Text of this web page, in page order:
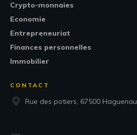
Crypto-monnaies
Economie
Entrepreneuriat
Finances personnelles
Immobilier
CONTACT
Rue des potiers, 67500 Haguenau